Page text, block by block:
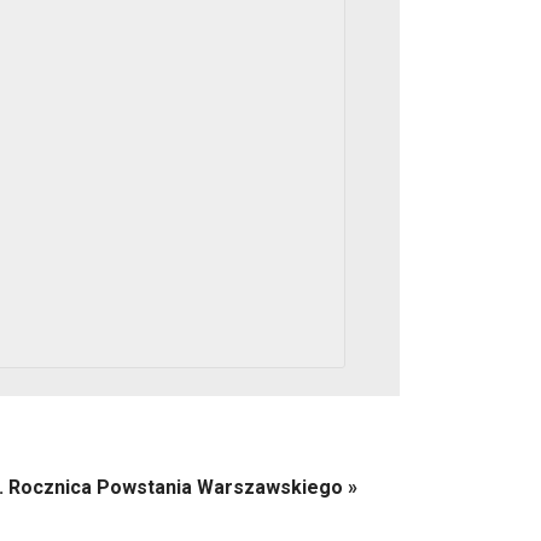
Rocznica Powstania Warszawskiego »